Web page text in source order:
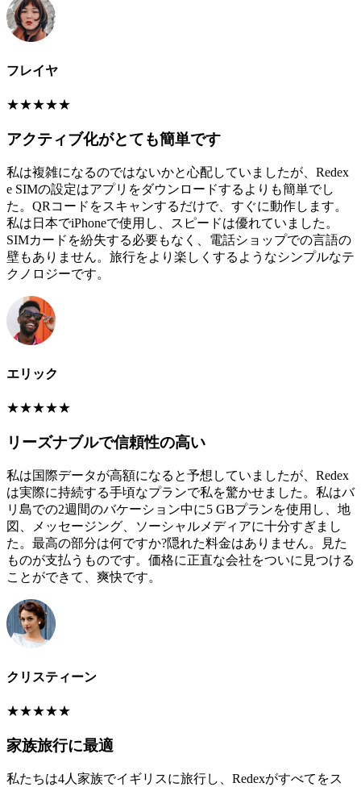
フレイヤ
★★★★★
アクティブ化がとても簡単です
私は複雑になるのではないかと心配していましたが、Redex
e SIMの設定はアプリをダウンロードするよりも簡単でし
た。QRコードをスキャンするだけで、すぐに動作します。
私は日本でiPhoneで使用し、スピードは優れていました。
SIMカードを紛失する必要もなく、電話ショップでの言語の
壁もありません。旅行をより楽しくするようなシンプルなテ
クノロジーです。
エリック
★★★★★
リーズナブルで信頼性の高い
私は国際データが高額になると予想していましたが、Redex
は実際に持続する手頃なプランで私を驚かせました。私はバ
リ島での2週間のバケーション中に5 GBプランを使用し、地
図、メッセージング、ソーシャルメディアに十分すぎまし
た。最高の部分は何ですか?隠れた料金はありません。見た
ものが支払うものです。価格に正直な会社をついに見つける
ことができて、爽快です。
クリスティーン
★★★★★
家族旅行に最適
私たちは4人家族でイギリスに旅行し、Redexがすべてをス